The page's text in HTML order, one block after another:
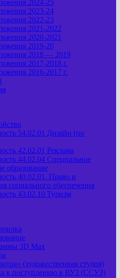
2024-25
2023-24
2022-23
2021-2022
2020-2021
2019-20
2018 — 2019
2017-2018 г.
2016-2017 г.
54.02.01 Дизайн (по
42.02.01 Реклама
44.02.04 Специальное
образование
40.02.01. Право и
социального обеспечения
43.02.10 Туризм
3D Max
(художественная студия)
к поступлению в ВУЗ (ССУЗ)